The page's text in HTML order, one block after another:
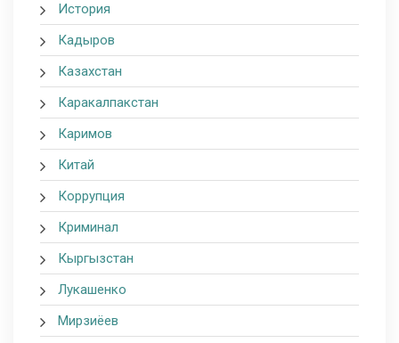
История
Кадыров
Казахстан
Каракалпакстан
Каримов
Китай
Коррупция
Криминал
Кыргызстан
Лукашенко
Мирзиёев